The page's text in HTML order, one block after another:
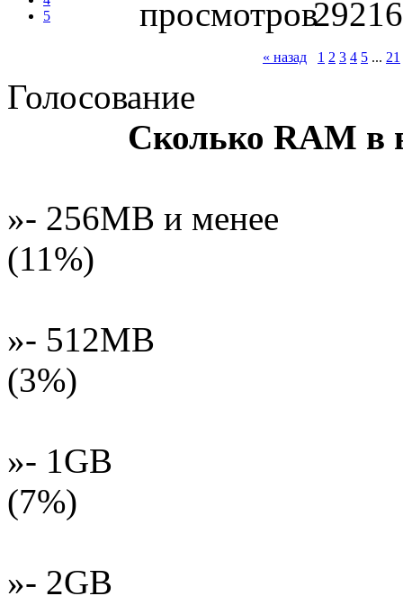
5
29216
« назад 1 2 3 4 5 ... 21
Голосование
Сколько RAM
»- 256MB и менее
(11%)
»- 512MB
(3%)
»- 1GB
(7%)
»- 2GB